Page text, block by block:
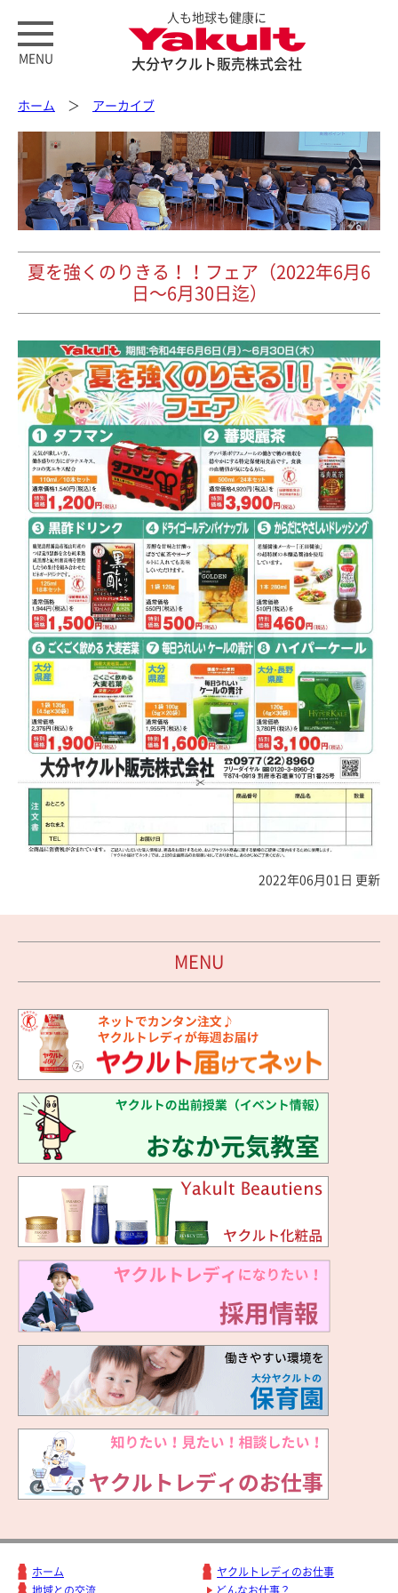
MENU
人も地球も健康に
大分ヤクルト販売株式会社
ホーム ＞ アーカイブ
夏を強くのりきる！！フェア（2022年6月6
日～6月30日迄）
2022年06月01日 更新
MENU
ホーム
ヤクルトレディのお仕事